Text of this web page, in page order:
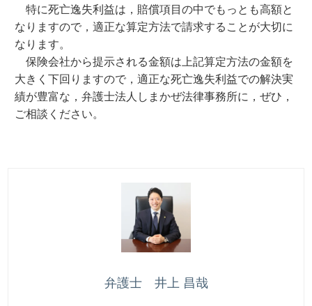
特に死亡逸失利益は，賠償項目の中でもっとも高額と
なりますので，適正な算定方法で請求することが大切に
なります。
保険会社から提示される金額は上記算定方法の金額を
大きく下回りますので，適正な死亡逸失利益での解決実
績が豊富な，弁護士法人しまかぜ法律事務所に，ぜひ，
ご相談ください。
弁護士 井上 昌哉